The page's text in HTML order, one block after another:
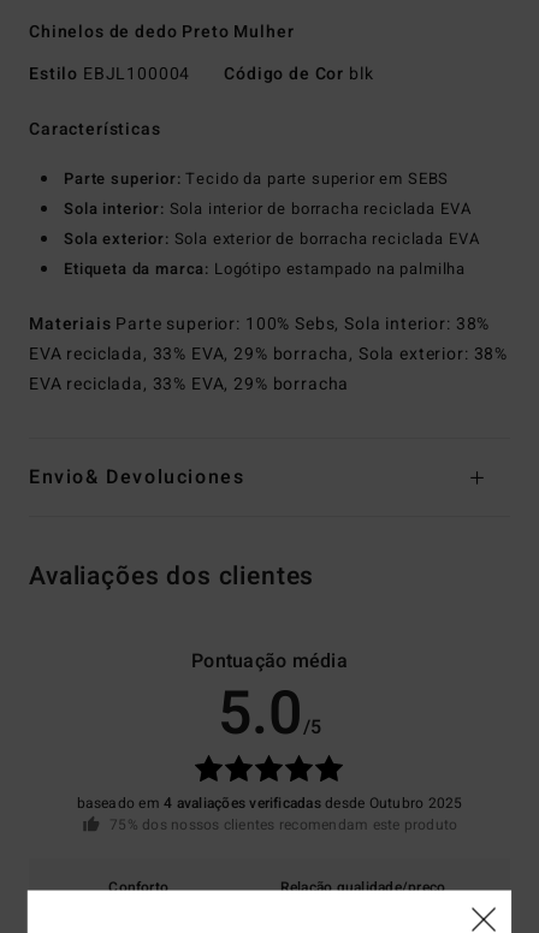
Chinelos de dedo Preto Mulher
Estilo EBJL100004 Código de Cor blk
Características
Parte superior: Tecido da parte superior em SEBS
Sola interior: Sola interior de borracha reciclada EVA
Sola exterior: Sola exterior de borracha reciclada EVA
Etiqueta da marca: Logótipo estampado na palmilha
Materiais Parte superior: 100% Sebs, Sola interior: 38%
EVA reciclada, 33% EVA, 29% borracha, Sola exterior: 38%
EVA reciclada, 33% EVA, 29% borracha
Envio& Devoluciones
Avaliações dos clientes
Pontuação média
5.0/5
baseado em4 avaliações verificadasdesde Outubro 2025
75% dos nossos clientes recomendam este produto
Conforto
Relação qualidade/preço